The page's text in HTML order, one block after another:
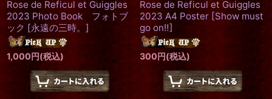
Rose de Reficul et Guiggles
2023 Photo Book フォトブ
ック [永遠の三時。 ]
1,000円(税込)
Rose de Reficul et Guiggles
2023 A4 Poster [Show must
go on‼]
300円(税込)